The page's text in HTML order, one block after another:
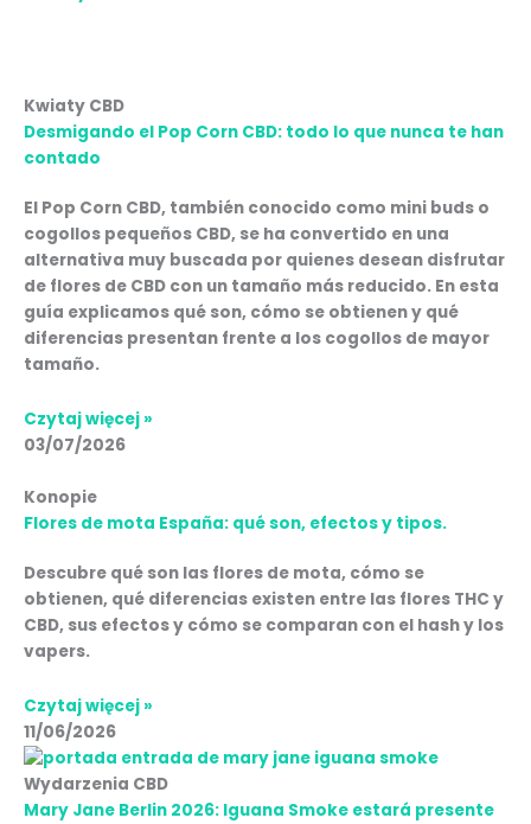
Kwiaty CBD
Desmigando el Pop Corn CBD: todo lo que nunca te han
contado
El Pop Corn CBD, también conocido como mini buds o
cogollos pequeños CBD, se ha convertido en una
alternativa muy buscada por quienes desean disfrutar
de flores de CBD con un tamaño más reducido. En esta
guía explicamos qué son, cómo se obtienen y qué
diferencias presentan frente a los cogollos de mayor
tamaño.
Czytaj więcej »
03/07/2026
Konopie
Flores de mota España: qué son, efectos y tipos.
Descubre qué son las flores de mota, cómo se
obtienen, qué diferencias existen entre las flores THC y
CBD, sus efectos y cómo se comparan con el hash y los
vapers.
Czytaj więcej »
11/06/2026
Wydarzenia CBD
Mary Jane Berlin 2026: Iguana Smoke estará presente